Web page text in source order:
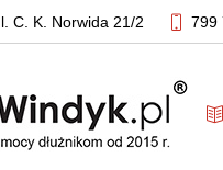
C. K. Norwida 21/2 799